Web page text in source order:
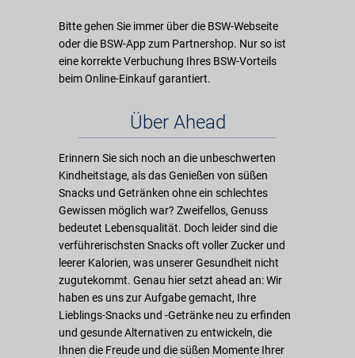
Bitte gehen Sie immer über die BSW-Webseite
oder die BSW-App zum Partnershop. Nur so ist
eine korrekte Verbuchung Ihres BSW-Vorteils
beim Online-Einkauf garantiert.
Über Ahead
Erinnern Sie sich noch an die unbeschwerten
Kindheitstage, als das Genießen von süßen
Snacks und Getränken ohne ein schlechtes
Gewissen möglich war? Zweifellos, Genuss
bedeutet Lebensqualität. Doch leider sind die
verführerischsten Snacks oft voller Zucker und
leerer Kalorien, was unserer Gesundheit nicht
zugutekommt. Genau hier setzt ahead an: Wir
haben es uns zur Aufgabe gemacht, Ihre
Lieblings-Snacks und -Getränke neu zu erfinden
und gesunde Alternativen zu entwickeln, die
Ihnen die Freude und die süßen Momente Ihrer